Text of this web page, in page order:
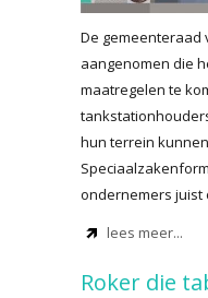
De gemeenteraad
aangenomen die
maatregelen te
hun terrein
ondernemers juist
lees meer...
Roker die